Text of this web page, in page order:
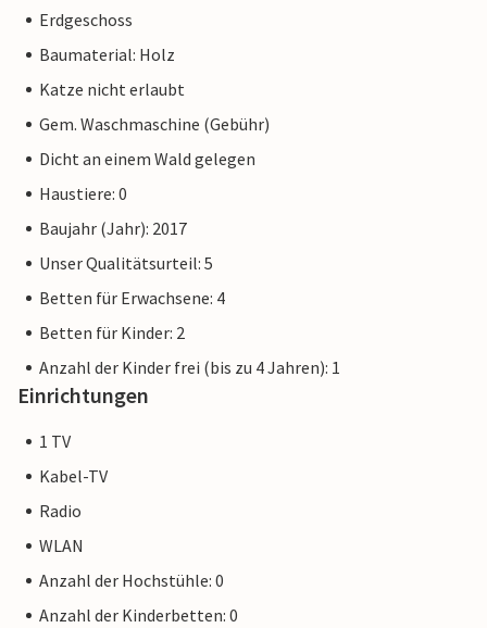
Erdgeschoss
Baumaterial: Holz
Katze nicht erlaubt
Gem. Waschmaschine (Gebühr)
Dicht an einem Wald gelegen
Haustiere: 0
Baujahr (Jahr): 2017
Unser Qualitätsurteil: 5
Betten für Erwachsene: 4
Betten für Kinder: 2
Anzahl der Kinder frei (bis zu 4 Jahren): 1
Einrichtungen
1 TV
Kabel-TV
Radio
WLAN
Anzahl der Hochstühle: 0
Anzahl der Kinderbetten: 0